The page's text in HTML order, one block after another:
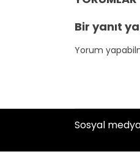
Bir yanıt
Yorum
Sosyal